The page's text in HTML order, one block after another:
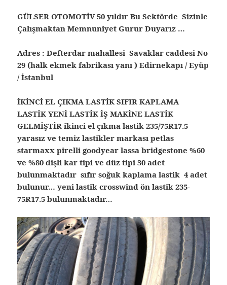
GÜLSER OTOMOTİV 50 yıldır Bu Sektörde Sizinle
Çalışmaktan Memnuniyet Gurur Duyarız …
Adres : Defterdar mahallesi Savaklar caddesi No
29 (halk ekmek fabrikası yanı ) Edirnekapı / Eyüp
/ İstanbul
İKİNCİ EL ÇIKMA LASTİK SIFIR KAPLAMA
LASTİK YENİ LASTİK İŞ MAKİNE LASTİK
GELMİŞTİR ikinci el çıkma lastik 235/75R17.5
yarasız ve temiz lastikler markası petlas
starmaxx pirelli goodyear lassa bridgestone %60
ve %80 dişli kar tipi ve düz tipi 30 adet
bulunmaktadır sıfır soğuk kaplama lastik 4 adet
bulunur… yeni lastik crosswind ön lastik 235-
75R17.5 bulunmaktadır…